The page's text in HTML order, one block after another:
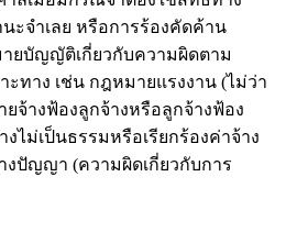
ะจำเลย หรือการร้องคัดค้าน
ยบัญญัติเกี่ยวกับความผิดตาม
ทาง เช่น กฎหมายแรงงาน (ไม่ว่า
จ้างฟ้องลูกจ้างหรือลูกจ้างฟ้อง
ไม่เป็นธรรมหรือเรียกร้องค่าจ้าง
ปัญญา (ความผิดเกี่ยวกับการ